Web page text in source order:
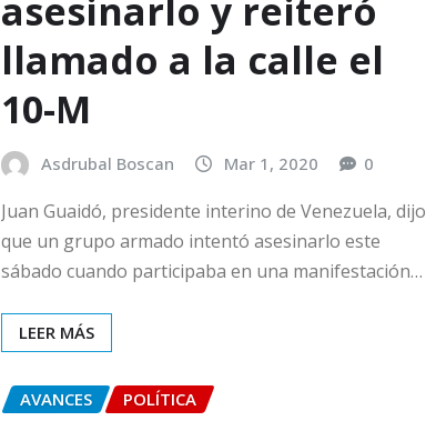
asesinarlo y reiteró
llamado a la calle el
10-M
Asdrubal Boscan Mar 1, 2020 0
Juan Guaidó, presidente interino de Venezuela, dijo
que un grupo armado intentó asesinarlo este
sábado cuando participaba en una manifestación…
LEER MÁS
AVANCES POLÍTICA